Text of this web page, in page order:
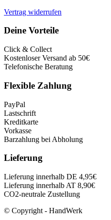
Vertrag widerrufen
Deine Vorteile
Click & Collect
Kostenloser Versand ab 50€
Telefonische Beratung
Flexible Zahlung
PayPal
Lastschrift
Kreditkarte
Vorkasse
Barzahlung bei Abholung
Lieferung
Lieferung innerhalb DE 4,95€
Lieferung innerhalb AT 8,90€
CO2-neutrale Zustellung
© Copyright - HandWerk